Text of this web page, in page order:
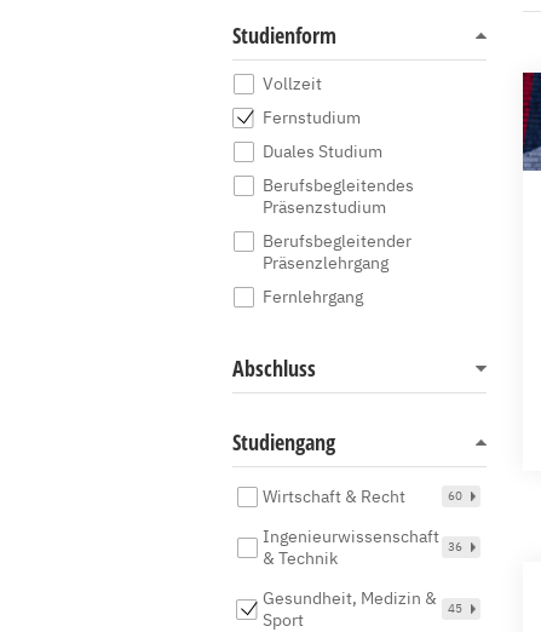
Studienform
Vollzeit
Fernstudium
Duales Studium
Berufsbegleitendes
Präsenzstudium
Berufsbegleitender
Präsenzlehrgang
Fernlehrgang
Abschluss
Studiengang
Wirtschaft & Recht 60
Ingenieurwissenschaft
& Technik
36
Gesundheit, Medizin &
Sport
45